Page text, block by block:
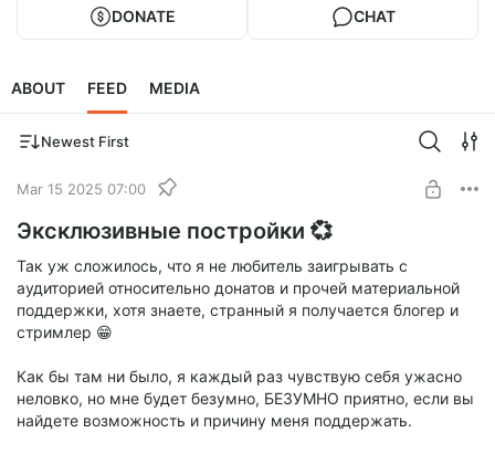
DONATE CHAT
ABOUT FEED MEDIA
Newest First
Mar 15 2025 07:00
Эксклюзивные постройки 💞
Так уж сложилось, что я не любитель заигрывать с
аудиторией относительно донатов и прочей материальной
поддержки, хотя знаете, странный я получается блогер и
стримлер 😁
Как бы там ни было, я каждый раз чувствую себя ужасно
неловко, но мне будет безумно, БЕЗУМНО приятно, если вы
найдете возможность и причину меня поддержать.